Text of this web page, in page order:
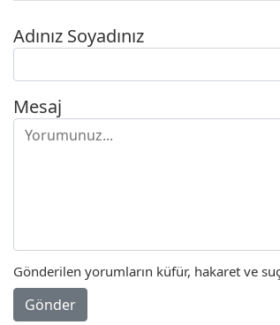
Adınız Soyadınız
Mesaj
Gönderilen yorumların küfür, hakaret ve
Gönder